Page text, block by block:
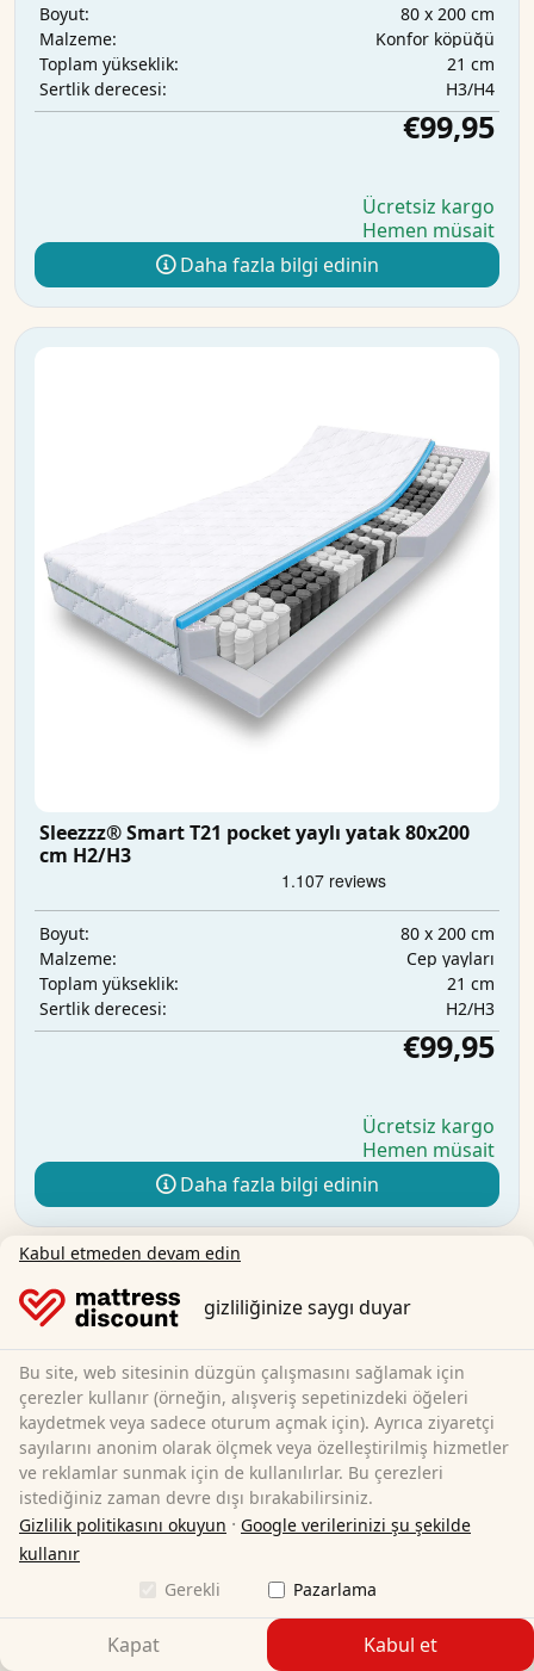
Boyut:
80 x 200 cm
Malzeme:
Konfor köpüğü
Toplam yükseklik:
21 cm
Sertlik derecesi:
H3/H4
€99,95
Ücretsiz kargo
Hemen müsait
Daha fazla bilgi edinin
Sleezzz® Smart T21 pocket yaylı yatak 80x200
cm H2/H3
Boyut:
80 x 200 cm
Malzeme:
Cep yayları
Toplam yükseklik:
21 cm
Sertlik derecesi:
H2/H3
€99,95
Ücretsiz kargo
Hemen müsait
Daha fazla bilgi edinin
Kabul etmeden devam edin
gizliliğinize saygı duyar
Bu site, web sitesinin düzgün çalışmasını sağlamak için
çerezler kullanır (örneğin, alışveriş sepetinizdeki öğeleri
kaydetmek veya sadece oturum açmak için). Ayrıca ziyaretçi
sayılarını anonim olarak ölçmek veya özelleştirilmiş hizmetler
ve reklamlar sunmak için de kullanılırlar. Bu çerezleri
istediğiniz zaman devre dışı bırakabilirsiniz.
Gizlilik politikasını okuyun · Google verilerinizi şu şekilde
kullanır
Gerekli
Pazarlama
Kapat Kabul et